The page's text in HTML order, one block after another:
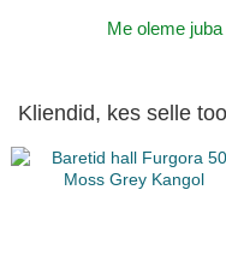
Me oleme
Kliendid, kes selle